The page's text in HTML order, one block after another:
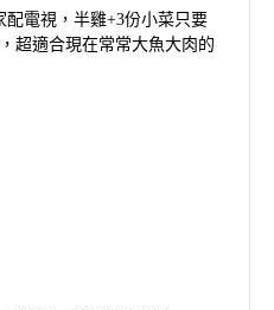
配電視，半雞+3份小菜只要
超適合現在常常大魚大肉的